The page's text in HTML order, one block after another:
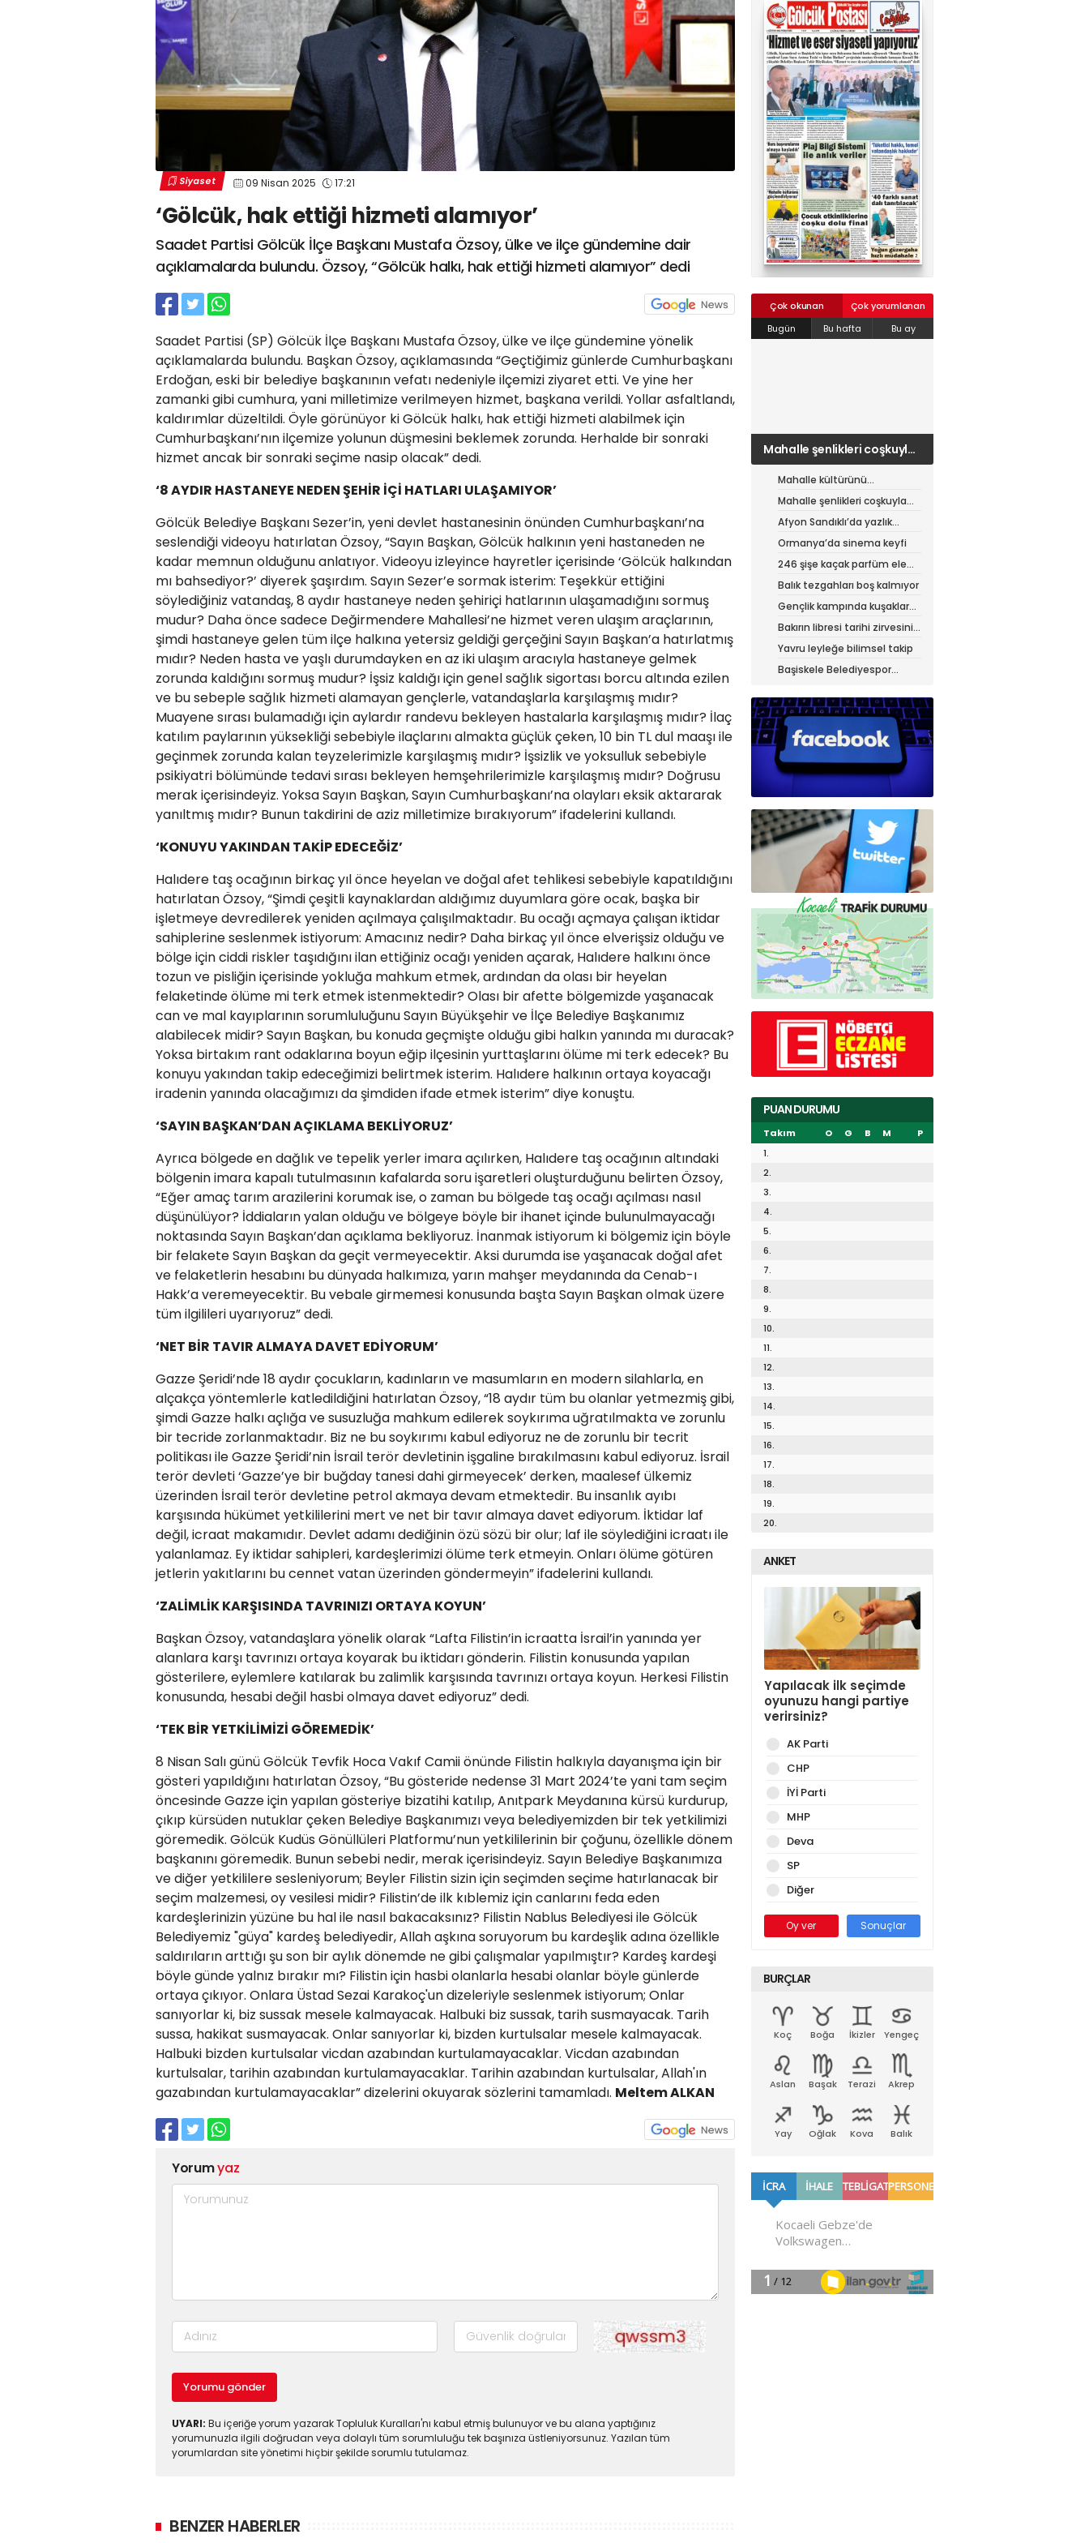
Siyaset 09 Nisan 2025 17:21
‘Gölcük, hak ettiği hizmeti alamıyor’
Saadet Partisi Gölcük İlçe Başkanı Mustafa Özsoy, ülke ve ilçe gündemine dair
açıklamalarda bulundu. Özsoy, “Gölcük halkı, hak ettiği hizmeti alamıyor” dedi
Saadet Partisi (SP) Gölcük İlçe Başkanı Mustafa Özsoy, ülke ve ilçe gündemine yönelik
açıklamalarda bulundu. Başkan Özsoy, açıklamasında “Geçtiğimiz günlerde Cumhurbaşkanı
Erdoğan, eski bir belediye başkanının vefatı nedeniyle ilçemizi ziyaret etti. Ve yine her
zamanki gibi cumhura, yani milletimize verilmeyen hizmet, başkana verildi. Yollar asfaltlandı,
kaldırımlar düzeltildi. Öyle görünüyor ki Gölcük halkı, hak ettiği hizmeti alabilmek için
Cumhurbaşkanı’nın ilçemize yolunun düşmesini beklemek zorunda. Herhalde bir sonraki
hizmet ancak bir sonraki seçime nasip olacak” dedi.
‘8 AYDIR HASTANEYE NEDEN ŞEHİR İÇİ HATLARI ULAŞAMIYOR’
Gölcük Belediye Başkanı Sezer’in, yeni devlet hastanesinin önünden Cumhurbaşkanı’na
seslendiği videoyu hatırlatan Özsoy, “Sayın Başkan, Gölcük halkının yeni hastaneden ne
kadar memnun olduğunu anlatıyor. Videoyu izleyince hayretler içerisinde ‘Gölcük halkından
mı bahsediyor?’ diyerek şaşırdım. Sayın Sezer’e sormak isterim: Teşekkür ettiğini
söylediğiniz vatandaş, 8 aydır hastaneye neden şehiriçi hatlarının ulaşamadığını sormuş
mudur? Daha önce sadece Değirmendere Mahallesi’ne hizmet veren ulaşım araçlarının,
şimdi hastaneye gelen tüm ilçe halkına yetersiz geldiği gerçeğini Sayın Başkan’a hatırlatmış
mıdır? Neden hasta ve yaşlı durumdayken en az iki ulaşım aracıyla hastaneye gelmek
zorunda kaldığını sormuş mudur? İşsiz kaldığı için genel sağlık sigortası borcu altında ezilen
ve bu sebeple sağlık hizmeti alamayan gençlerle, vatandaşlarla karşılaşmış mıdır?
Muayene sırası bulamadığı için aylardır randevu bekleyen hastalarla karşılaşmış mıdır? İlaç
katılım paylarının yüksekliği sebebiyle ilaçlarını almakta güçlük çeken, 10 bin TL dul maaşı ile
geçinmek zorunda kalan teyzelerimizle karşılaşmış mıdır? İşsizlik ve yoksulluk sebebiyle
psikiyatri bölümünde tedavi sırası bekleyen hemşehrilerimizle karşılaşmış mıdır? Doğrusu
merak içerisindeyiz. Yoksa Sayın Başkan, Sayın Cumhurbaşkanı’na olayları eksik aktararak
yanıltmış mıdır? Bunun takdirini de aziz milletimize bırakıyorum” ifadelerini kullandı.
‘KONUYU YAKINDAN TAKİP EDECEĞİZ’
Halıdere taş ocağının birkaç yıl önce heyelan ve doğal afet tehlikesi sebebiyle kapatıldığını
hatırlatan Özsoy, “Şimdi çeşitli kaynaklardan aldığımız duyumlara göre ocak, başka bir
işletmeye devredilerek yeniden açılmaya çalışılmaktadır. Bu ocağı açmaya çalışan iktidar
sahiplerine seslenmek istiyorum: Amacınız nedir? Daha birkaç yıl önce elverişsiz olduğu ve
bölge için ciddi riskler taşıdığını ilan ettiğiniz ocağı yeniden açarak, Halıdere halkını önce
tozun ve pisliğin içerisinde yokluğa mahkum etmek, ardından da olası bir heyelan
felaketinde ölüme mi terk etmek istenmektedir? Olası bir afette bölgemizde yaşanacak
can ve mal kayıplarının sorumluluğunu Sayın Büyükşehir ve İlçe Belediye Başkanımız
alabilecek midir? Sayın Başkan, bu konuda geçmişte olduğu gibi halkın yanında mı duracak?
Yoksa birtakım rant odaklarına boyun eğip ilçesinin yurttaşlarını ölüme mi terk edecek? Bu
konuyu yakından takip edeceğimizi belirtmek isterim. Halıdere halkının ortaya koyacağı
iradenin yanında olacağımızı da şimdiden ifade etmek isterim” diye konuştu.
‘SAYIN BAŞKAN’DAN AÇIKLAMA BEKLİYORUZ’
Ayrıca bölgede en dağlık ve tepelik yerler imara açılırken, Halıdere taş ocağının altındaki
bölgenin imara kapalı tutulmasının kafalarda soru işaretleri oluşturduğunu belirten Özsoy,
“Eğer amaç tarım arazilerini korumak ise, o zaman bu bölgede taş ocağı açılması nasıl
düşünülüyor? İddiaların yalan olduğu ve bölgeye böyle bir ihanet içinde bulunulmayacağı
noktasında Sayın Başkan’dan açıklama bekliyoruz. İnanmak istiyorum ki bölgemiz için böyle
bir felakete Sayın Başkan da geçit vermeyecektir. Aksi durumda ise yaşanacak doğal afet
ve felaketlerin hesabını bu dünyada halkımıza, yarın mahşer meydanında da Cenab-ı
Hakk’a veremeyecektir. Bu vebale girmemesi konusunda başta Sayın Başkan olmak üzere
tüm ilgilileri uyarıyoruz” dedi.
‘NET BİR TAVIR ALMAYA DAVET EDİYORUM’
Gazze Şeridi’nde 18 aydır çocukların, kadınların ve masumların en modern silahlarla, en
alçakça yöntemlerle katledildiğini hatırlatan Özsoy, “18 aydır tüm bu olanlar yetmezmiş gibi,
şimdi Gazze halkı açlığa ve susuzluğa mahkum edilerek soykırıma uğratılmakta ve zorunlu
bir tecride zorlanmaktadır. Biz ne bu soykırımı kabul ediyoruz ne de zorunlu bir tecrit
politikası ile Gazze Şeridi’nin İsrail terör devletinin işgaline bırakılmasını kabul ediyoruz. İsrail
terör devleti ‘Gazze’ye bir buğday tanesi dahi girmeyecek’ derken, maalesef ülkemiz
üzerinden İsrail terör devletine petrol akmaya devam etmektedir. Bu insanlık ayıbı
karşısında hükümet yetkililerini mert ve net bir tavır almaya davet ediyorum. İktidar laf
değil, icraat makamıdır. Devlet adamı dediğinin özü sözü bir olur; laf ile söylediğini icraatı ile
yalanlamaz. Ey iktidar sahipleri, kardeşlerimizi ölüme terk etmeyin. Onları ölüme götüren
jetlerin yakıtlarını bu cennet vatan üzerinden göndermeyin” ifadelerini kullandı.
‘ZALİMLİK KARŞISINDA TAVRINIZI ORTAYA KOYUN’
Başkan Özsoy, vatandaşlara yönelik olarak “Lafta Filistin’in icraatta İsrail’in yanında yer
alanlara karşı tavrınızı ortaya koyarak bu iktidarı gönderin. Filistin konusunda yapılan
gösterilere, eylemlere katılarak bu zalimlik karşısında tavrınızı ortaya koyun. Herkesi Filistin
konusunda, hesabi değil hasbi olmaya davet ediyoruz” dedi.
‘TEK BİR YETKİLİMİZİ GÖREMEDİK’
8 Nisan Salı günü Gölcük Tevfik Hoca Vakıf Camii önünde Filistin halkıyla dayanışma için bir
gösteri yapıldığını hatırlatan Özsoy, “Bu gösteride nedense 31 Mart 2024’te yani tam seçim
öncesinde Gazze için yapılan gösteriye bizatihi katılıp, Anıtpark Meydanına kürsü kurdurup,
çıkıp kürsüden nutuklar çeken Belediye Başkanımızı veya belediyemizden bir tek yetkilimizi
göremedik. Gölcük Kudüs Gönüllüleri Platformu’nun yetkililerinin bir çoğunu, özellikle dönem
başkanını göremedik. Bunun sebebi nedir, merak içerisindeyiz. Sayın Belediye Başkanımıza
ve diğer yetkililere sesleniyorum; Beyler Filistin sizin için seçimden seçime hatırlanacak bir
seçim malzemesi, oy vesilesi midir? Filistin’de ilk kıblemiz için canlarını feda eden
kardeşlerinizin yüzüne bu hal ile nasıl bakacaksınız? Filistin Nablus Belediyesi ile Gölcük
Belediyemiz "güya" kardeş belediyedir, Allah aşkına soruyorum bu kardeşlik adına özellikle
saldırıların arttığı şu son bir aylık dönemde ne gibi çalışmalar yapılmıştır? Kardeş kardeşi
böyle günde yalnız bırakır mı? Filistin için hasbi olanlarla hesabi olanlar böyle günlerde
ortaya çıkıyor. Onlara Üstad Sezai Karakoç'un dizeleriyle seslenmek istiyorum; Onlar
sanıyorlar ki, biz sussak mesele kalmayacak. Halbuki biz sussak, tarih susmayacak. Tarih
sussa, hakikat susmayacak. Onlar sanıyorlar ki, bizden kurtulsalar mesele kalmayacak.
Halbuki bizden kurtulsalar vicdan azabından kurtulamayacaklar. Vicdan azabından
kurtulsalar, tarihin azabından kurtulamayacaklar. Tarihin azabından kurtulsalar, Allah'ın
gazabından kurtulamayacaklar” dizelerini okuyarak sözlerini tamamladı. Meltem ALKAN
Yorumyaz
Yorumu gönder
UYARI: Bu içeriğe yorum yazarak Topluluk Kuralları'nı kabul etmiş bulunuyor ve bu alana yaptığınız
yorumunuzla ilgili doğrudan veya dolaylı tüm sorumluluğu tek başınıza üstleniyorsunuz. Yazılan tüm
yorumlardan site yönetimi hiçbir şekilde sorumlu tutulamaz.
BENZER HABERLER
Çok okunan
Çok yorumlanan
Bugün
Bu hafta Bu ay
Mahalle şenlikleri coşkuyla
sürüyor
Mahalle kültürünü
canlandıran şenlik
Mahalle şenlikleri coşkuyla
sürüyor
Afyon Sandıklı’da yazlık
patates hasadı
Ormanya’da sinema keyfi
246 şişe kaçak parfüm ele
geçirildi
Balık tezgahları boş kalmıyor
Gençlik kampında kuşaklar
buluştu
Bakırın libresi tarihi zirvesini
test ediyor
Yavru leyleğe bilimsel takip
Başiskele Belediyespor
PUAN DURUMU
Takım O G B M
P
1.
2.
3.
4.
5.
6.
7.
8.
9.
10.
11.
12.
13.
14.
15.
16.
17.
18.
19.
20.
ANKET
Yapılacak ilk seçimde
oyunuzu hangi partiye
verirsiniz?
AK Parti
CHP
İYİ Parti
MHP
Deva
SP
Diğer
Oy ver Sonuçlar
BURÇLAR
Koç Boğa İkizler Yengeç
Aslan Başak Terazi Akrep
Yay Oğlak Kova Balık
02624132333
haber@golcukpostasi.com